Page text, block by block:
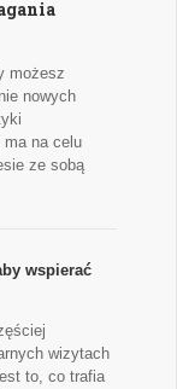
możesz
nowych
ma na celu
ze sobą
wspierać
wizytach
to, co trafia